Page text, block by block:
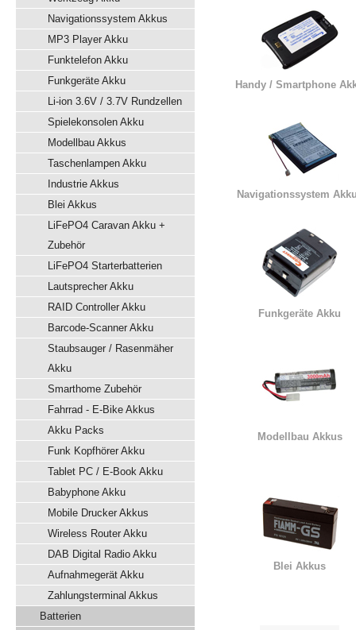
Navigationssystem Akkus
MP3 Player Akku
Funktelefon Akku
Funkgeräte Akku
Li-ion 3.6V / 3.7V Rundzellen
Spielekonsolen Akku
Modellbau Akkus
Taschenlampen Akku
Industrie Akkus
Blei Akkus
LiFePO4 Caravan Akku +
Zubehör
LiFePO4 Starterbatterien
Lautsprecher Akku
RAID Controller Akku
Barcode-Scanner Akku
Staubsauger / Rasenmäher
Akku
Smarthome Zubehör
Fahrrad - E-Bike Akkus
Akku Packs
Funk Kopfhörer Akku
Tablet PC / E-Book Akku
Babyphone Akku
Mobile Drucker Akkus
Wireless Router Akku
DAB Digital Radio Akku
Aufnahmegerät Akku
Zahlungsterminal Akkus
Batterien
Handy / Smartphone
Navigationssystem
Funkgeräte Akku
Modellbau Akkus
Blei Akkus